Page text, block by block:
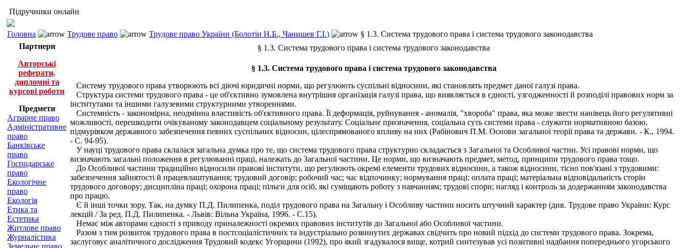
Підручники онлайн
Головна Трудове право Трудове право України (Болотін Н.Б., Чанишев Г.І.)
§ 1.3. Система трудового права і система трудового законодавства
Партнери
Авторські
реферати,
дипломні та
курсові роботи
Предмети
Аграрне право
Адміністративне
право
Банківське
право
Господарське
право
Екологічне
право
Екологія
Етика та
Естетика
Житлове право
Журналістика
Земельне право
§ 1.3. Система трудового права і система трудового законодавства
§ 1.3. Система трудового права і система трудового законодавства
Систему трудового права утворюють всі діючі юридичні норми, що регулюють суспільні відносини, які становлять предмет даної галузі права.
Структура системи трудового права - це об'єктивно зумовлена внутрішня організація галузі права, що виявляється в єдності, узгодженності й розподілі правових норм за
інститутами та іншими галузевими структурними утвореннями.
Системність - закономірна, неодмінна властивість об'єктивного права. Її деформація, руйнування - аномалія, "хвороба" права, яка може звести нанівець його регулятивні
можливості, перешкодити очікуваному законодавцем соціальному результату. Соціальне призначення, соціальна суть системи права - служити нормативною базою,
підмурівком державного забезпечення певних суспільних відносин, цілеспрямованого впливу на них (Рабінович П.М. Основи загальної теорії права та держави. - К., 1994.
- С. 94-95).
У науці трудового права склалася загальна думка про те, що система трудового права структурно складається з Загальної та Особливої частин. Усі правові норми, що
визначають загальні положення в регулюванні праці, належать до Загальної частини. Це норми, що визначають предмет, метод, принципи трудового права тощо.
До Особливої частини традиційно відносили правові інститути, що регулюють окремі елементи трудових відносини, а також відносини, тісно пов'язані з трудовими:
забезпечення зайнятості й працевлаштування; трудовий договір; робочий час; час відпочинку; нормування праці; оплата праці; матеріальна відповідальність сторін
трудового договору; дисципліна праці; охорона праці; пільги для осіб, які суміщають роботу з навчанням; трудові спори; нагляд і контроль за додержанням законодавства
про працю.
Є й інші точки зору. Так, на думку П.Д. Пилипенка, поділ трудового права на Загальну і Особливу частини носить штучний характер (див. Трудове право України: Курс
лекцій / За ред. П.Д. Пилипенка. - Львів: Вільна Україна, 1996. - С.15).
Немає між авторами єдності з приводу приналежності окремих правових інститутів до Загальної або Особливої частини.
Разом з тим розвиток трудового права в постсоціалістичних та індустріально розвинутих державах свідчить про новий підхід до системи трудового права. Зокрема,
заслуговує аналітичного дослідження Трудовий кодекс Угорщини (1992), про який згадувалося вище, котрий синтезував усі позитивні надбання попереднього угорського